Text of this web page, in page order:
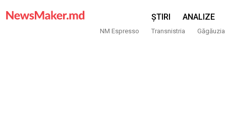
ȘTIRI ANALIZE
NM Espresso Transnistria Găgăuzia